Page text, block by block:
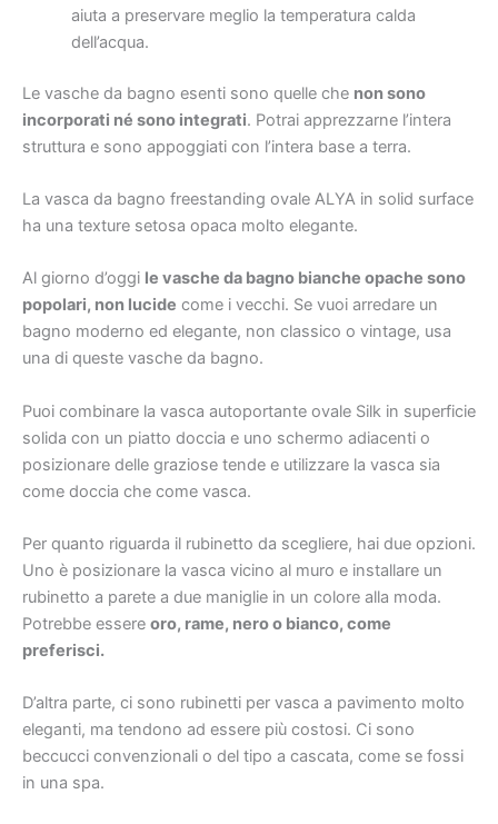
aiuta a preservare meglio la temperatura calda
dell’acqua.
Le vasche da bagno esenti sono quelle che non sono
incorporati né sono integrati. Potrai apprezzarne l’intera
struttura e sono appoggiati con l’intera base a terra.
La vasca da bagno freestanding ovale ALYA in solid surface
ha una texture setosa opaca molto elegante.
Al giorno d’oggi le vasche da bagno bianche opache sono
popolari, non lucide come i vecchi. Se vuoi arredare un
bagno moderno ed elegante, non classico o vintage, usa
una di queste vasche da bagno.
Puoi combinare la vasca autoportante ovale Silk in superficie
solida con un piatto doccia e uno schermo adiacenti o
posizionare delle graziose tende e utilizzare la vasca sia
come doccia che come vasca.
Per quanto riguarda il rubinetto da scegliere, hai due opzioni.
Uno è posizionare la vasca vicino al muro e installare un
rubinetto a parete a due maniglie in un colore alla moda.
Potrebbe essere oro, rame, nero o bianco, come
preferisci.
D’altra parte, ci sono rubinetti per vasca a pavimento molto
eleganti, ma tendono ad essere più costosi. Ci sono
beccucci convenzionali o del tipo a cascata, come se fossi
in una spa.